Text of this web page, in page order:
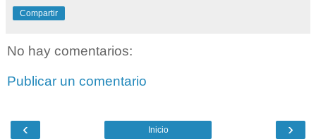
Compartir
No hay comentarios:
Publicar un comentario
‹ ›
Inicio